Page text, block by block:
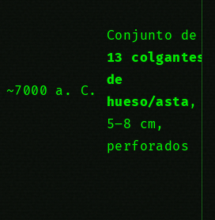
~7000 a. C.
Conjunto de
13 colgantes
de
hueso/asta ,
5–8 cm,
perforados